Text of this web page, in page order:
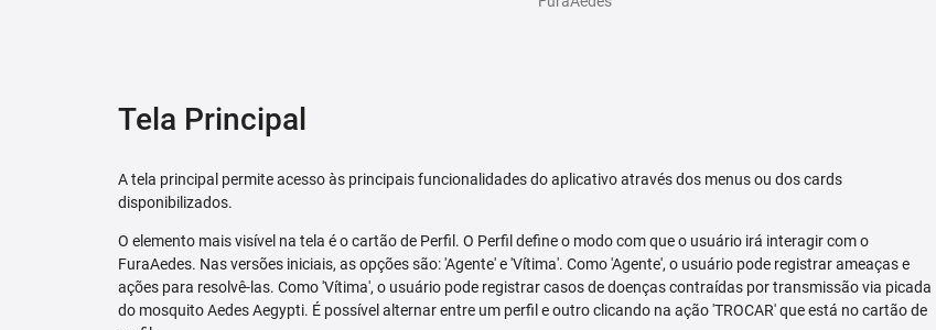
Tela Principal
A tela principal permite acesso às principais funcionalidades do aplicativo através dos menus ou dos cards
disponibilizados.
O elemento mais visível na tela é o cartão de Perfil. O Perfil define o modo com que o usuário irá interagir com o
FuraAedes. Nas versões iniciais, as opções são: 'Agente' e 'Vítima'. Como 'Agente', o usuário pode registrar ameaças e
ações para resolvê-las. Como 'Vítima', o usuário pode registrar casos de doenças contraídas por transmissão via picada
do mosquito Aedes Aegypti. É possível alternar entre um perfil e outro clicando na ação 'TROCAR' que está no cartão de